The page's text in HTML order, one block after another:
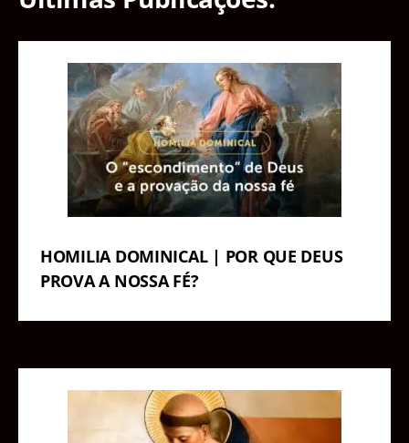
HOMILIA DOMINICAL | POR QUE DEUS
PROVA A NOSSA FÉ?